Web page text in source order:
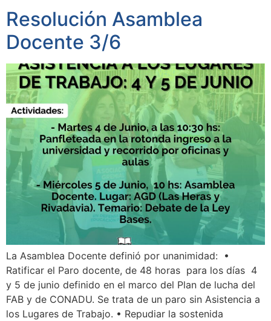
Resolución Asamblea
Docente 3/6
La Asamblea Docente definió por unanimidad: •
Ratificar el Paro docente, de 48 horas para los días 4
y 5 de junio definido en el marco del Plan de lucha del
FAB y de CONADU. Se trata de un paro sin Asistencia a
los Lugares de Trabajo. • Repudiar la sostenida